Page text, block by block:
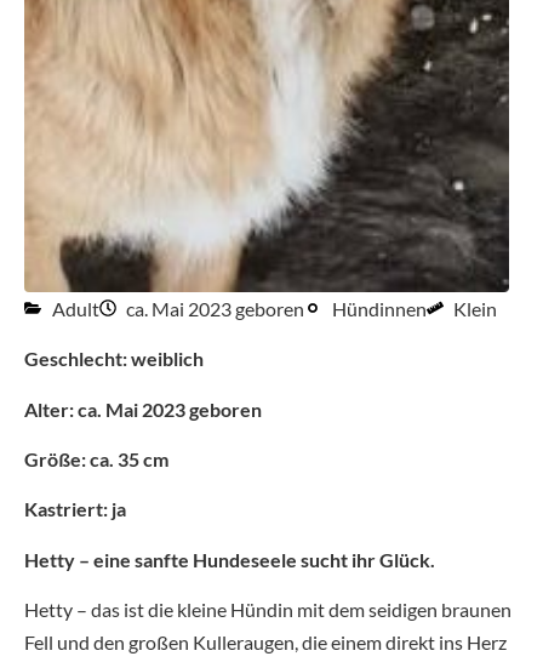
Adult ca. Mai 2023 geboren Hündinnen Klein
Geschlecht: weiblich
Alter: ca. Mai 2023 geboren
Größe: ca. 35 cm
Kastriert: ja
Hetty – eine sanfte Hundeseele sucht ihr Glück.
Hetty – das ist die kleine Hündin mit dem seidigen braunen
Fell und den großen Kulleraugen, die einem direkt ins Herz